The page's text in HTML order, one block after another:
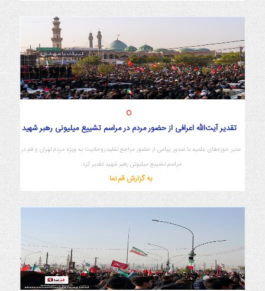
تقدیر آیت‌الله اعرافی از حضور مردم در مراسم تشییع میلیونی رهبر شهید
مدیر حوزه‌های علمیه با صدور پیامی از حضور مراجع تقلید،روحانیت به ویژه مردم تهران و قم در
مراسم تشییع میلیونی رهبر شهید تقدیر کرد.
به گزارش قم نما